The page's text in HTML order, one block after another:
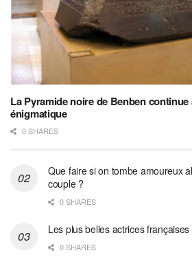
La Pyramide noire de Benben continue
énigmatique
0 SHARES
Que faire si on tombe amoureux
couple ?
0 SHARES
Les plus belles actrices
0 SHARES